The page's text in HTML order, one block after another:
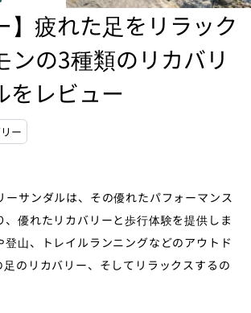
】疲れた足をリラック
ンの3種類のリカバリ
をレビュー
ー
ーサンダルは、その優れたパフォーマンス
、優れたリカバリーと歩行体験を提供しま
登山、トレイルランニングなどのアウトド
足のリカバリー、そしてリラックスするの